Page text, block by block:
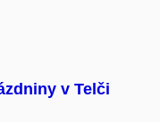
v Telči